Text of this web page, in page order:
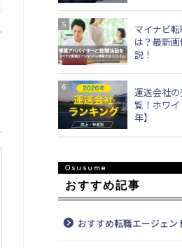
マイナビ
は？最新
説！
運送会社
覧！ホワ
年】
おすすめ記事
おすすめ転職エージェン